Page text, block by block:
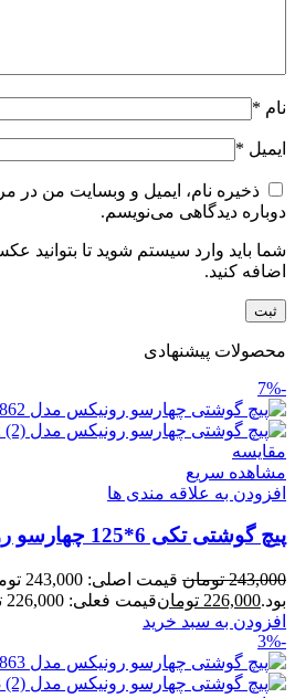
نام *
ایمیل *
ذخیره نام، ایمیل و وبسایت من در
دوباره دیدگاهی می‌نویسم.
شما باید وارد سیستم شوید تا بتوانید
اضافه کنید.
محصولات پیشنهادی
-7%
مقایسه
مشاهده سریع
افزودن به علاقه مندی ها
پیچ گوشتی تکی 6*125 چهارسو رونیکس کد RH-2862
243,000 تومان
قیمت اصلی:
بود.226,000 تومانقیمت فعلی: 226,000 تومان.
افزودن به سبد خرید
-3%